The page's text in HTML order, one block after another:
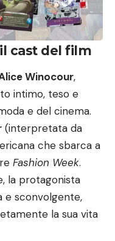
cast del film
Winocour,
intimo, teso e
e del cinema.
(interpretata da
che sbarca a
Fashion Week.
la protagonista
e sconvolgente,
la sua vita